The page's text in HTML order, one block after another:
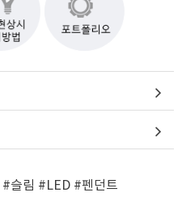
#슬림 #LED #펜던트